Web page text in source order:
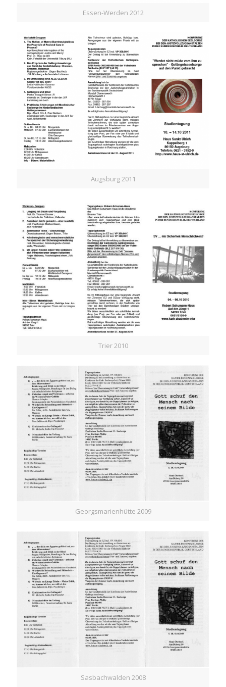
Essen-Werden 2012
Augsburg 2011
Trier 2010
Georgsmarienhütte 2009
Sasbachwalden 2008